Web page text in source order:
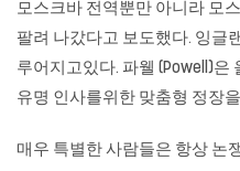
모스크바 전역뿐만 아니라 모
팔려 나갔다고 보도했다. 잉글
루어지고있다. 파웰 (Powell)은
유명 인사를위한 맞춤형 정장
매우 특별한 사람들은 항상 논